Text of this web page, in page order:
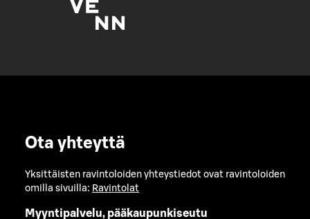
Ota yhteyttä
Yksittäisten ravintoloiden yhteystiedot ovat ravintoloiden
omilla sivuilla: Ravintolat
Myyntipalvelu, pääkaupunkiseutu